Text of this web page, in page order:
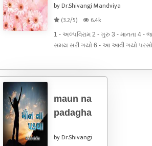
by Dr.Shivangi Mandviya
(3.2/5)
6.4k
1 - અલ્પવિરામ 2 - ગુરુ 3 - માનતા 4
સમય સરી ગયો 6 - આ આવી ગયો
maun na
padagha
by Dr.Shivangi